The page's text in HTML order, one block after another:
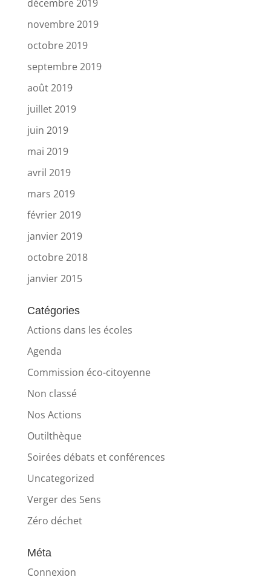
décembre 2019
novembre 2019
octobre 2019
septembre 2019
août 2019
juillet 2019
juin 2019
mai 2019
avril 2019
mars 2019
février 2019
janvier 2019
octobre 2018
janvier 2015
Catégories
Actions dans les écoles
Agenda
Commission éco-citoyenne
Non classé
Nos Actions
Outilthèque
Soirées débats et conférences
Uncategorized
Verger des Sens
Zéro déchet
Méta
Connexion